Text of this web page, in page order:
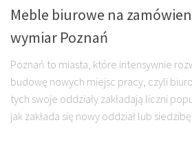
Meble biurowe na
wymiar Poznań
Poznań to miasta, które intensywnie
budowę nowych miejsc pracy, czyli
tych swoje oddziały zakładają liczni
jak zakłada się nowy oddział lub